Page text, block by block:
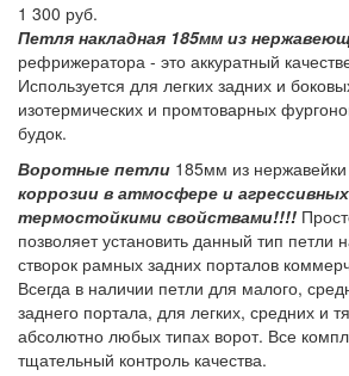
1 300 руб.
Петля накладная 185мм из
рефрижератора - это аккуратный
Используется для легких задних и
изотермических и промтоварных
будок.
Воротные петли 185мм из нержавейки
коррозии в атмосфере и
термостойкими свойствами!!!!
позволяет установить данный тип петли
створок рамных задних порталов
Всегда в наличии петли для малого,
заднего портала, для легких, средних и
абсолютно любых типах ворот. Все
тщательный контроль качества.